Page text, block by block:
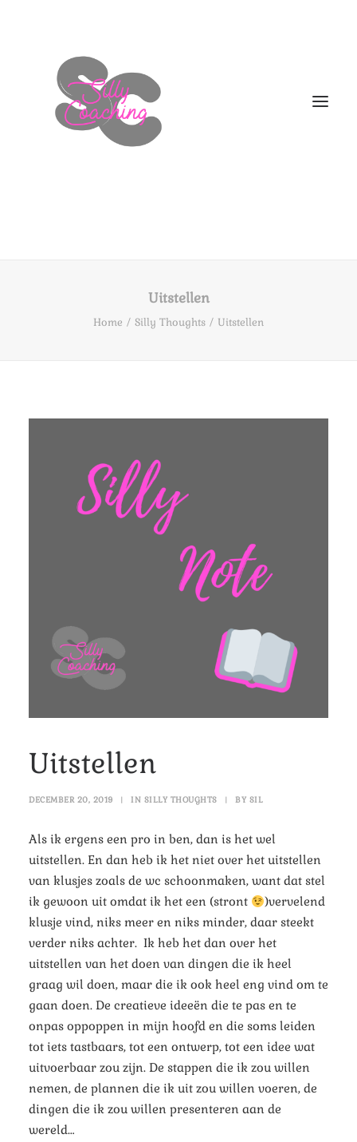
HOE NU VERDER
Uitstellen
Home Silly Thoughts Uitstellen
Uitstellen
DECEMBER 20, 2019 | IN SILLY THOUGHTS | BY SIL
Als ik ergens een pro in ben, dan is het wel
uitstellen. En dan heb ik het niet over het uitstellen
van klusjes zoals de wc schoonmaken, want dat stel
ik gewoon uit omdat ik het een (stront
)vervelend
klusje vind, niks meer en niks minder, daar steekt
verder niks achter. Ik heb het dan over het
uitstellen van het doen van dingen die ik heel
graag wil doen, maar die ik ook heel eng vind om te
gaan doen. De creatieve ideeën die te pas en te
onpas oppoppen in mijn hoofd en die soms leiden
tot iets tastbaars, tot een ontwerp, tot een idee wat
uitvoerbaar zou zijn. De stappen die ik zou willen
nemen, de plannen die ik uit zou willen voeren, de
dingen die ik zou willen presenteren aan de
wereld…